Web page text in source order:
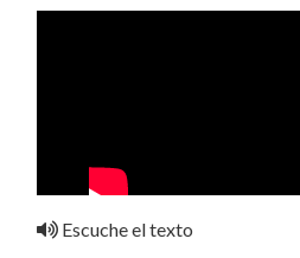
Escuche el texto